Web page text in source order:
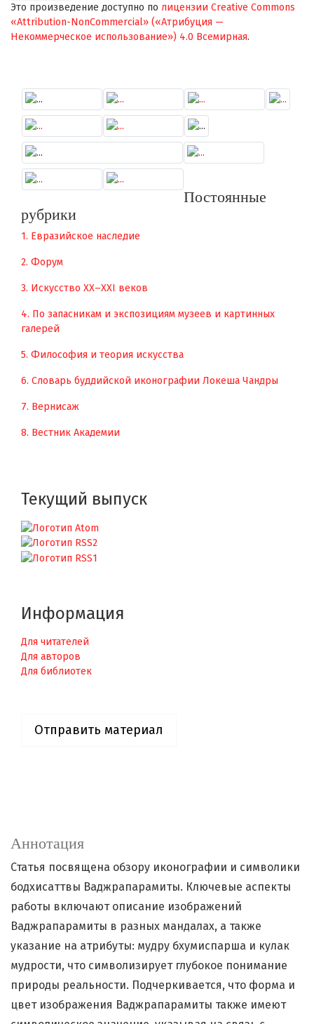
Это произведение доступно по лицензии Creative Commons
«Attribution-NonCommercial» («Атрибуция —
Некоммерческое использование») 4.0 Всемирная.
Постоянные
рубрики
1. Евразийское наследие
2. Форум
3. Искусство XX–XXI веков
4. По запасникам и экспозициям музеев и картинных
галерей
5. Философия и теория искусства
6. Словарь буддийской иконографии Локеша Чандры
7. Вернисаж
8. Вестник Академии
Текущий выпуск
Информация
Для читателей
Для авторов
Для библиотек
Отправить материал
Аннотация
Статья посвящена обзору иконографии и символики
бодхисаттвы Ваджрапарамиты. Ключевые аспекты
работы включают описание изображений
Ваджрапарамиты в разных мандалах, а также
указание на атрибуты: мудру бхумиспарша и кулак
мудрости, что символизирует глубокое понимание
природы реальности. Подчеркивается, что форма и
цвет изображения Ваджрапарамиты также имеют